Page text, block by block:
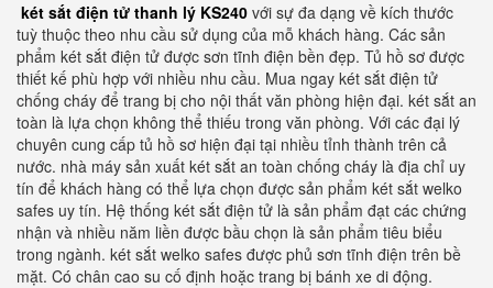
két sắt điện tử thanh lý KS240 với sự đa dạng về kích thước
tuỳ thuộc theo nhu cầu sử dụng của mỗ khách hàng. Các sản
phẩm két sắt điện tử được sơn tĩnh điện bền đẹp. Tủ hồ sơ được
thiết kế phù hợp với nhiều nhu cầu. Mua ngay két sắt điện tử
chống cháy để trang bị cho nội thất văn phòng hiện đại. két sắt an
toàn là lựa chọn không thể thiếu trong văn phòng. Với các đại lý
chuyên cung cấp tủ hồ sơ hiện đại tại nhiều tỉnh thành trên cả
nước. nhà máy sản xuất két sắt an toàn chống cháy là địa chỉ uy
tín để khách hàng có thể lựa chọn được sản phẩm két sắt welko
safes uy tín. Hệ thống két sắt điện tử là sản phẩm đạt các chứng
nhận và nhiều năm liền được bầu chọn là sản phẩm tiêu biểu
trong ngành. két sắt welko safes được phủ sơn tĩnh điện trên bề
mặt. Có chân cao su cố định hoặc trang bị bánh xe di động.